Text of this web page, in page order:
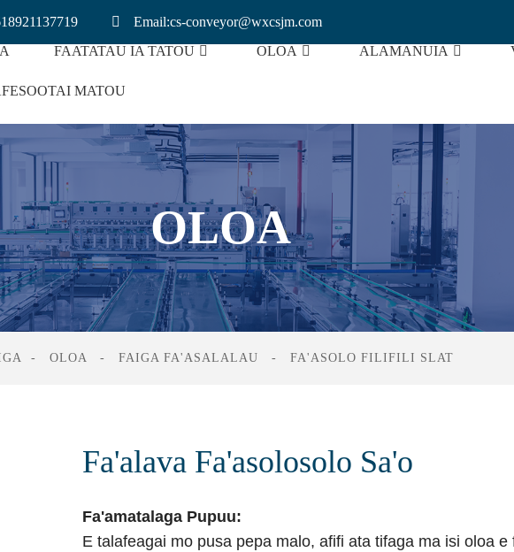
Email:cs-conveyor@wxcsjm.com
FAATATAU IA TATOU OLOA ALAMANUIA
MATOU
OLOA
OLOA FAIGA FA'ASALALAU FA'ASOLO FILIFILI SLAT
Fa'alava Fa'asolosolo Sa'o
Fa'amatalaga Pupuu:
E talafeagai mo pusa pepa malo, afifi ata tifaga ma isi oloa